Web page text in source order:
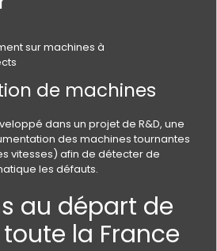
sur machines à
de machines
dans un projet de R&D, une
des machines tournantes
vitesses) afin de détecter de
les défauts.
au départ de
la France